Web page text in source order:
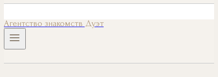
Агентство знакомств Дуэт